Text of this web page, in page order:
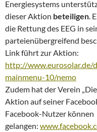
Energiesystems
dieser Aktion beteiligen.
die Rettung des EEG in
parteienübergreifend
Link führt zur Aktion:
http://www.eurosolar.de/
mainmenu-10/nemo
Zudem hat der Verein
Aktion auf seiner
Facebook-Nutzer
gelangen: